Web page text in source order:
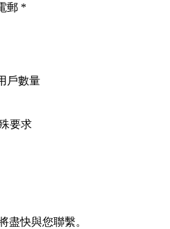
郵 *
戶數量
要求
盡快與您聯繫。